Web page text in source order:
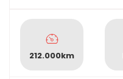
212.000km